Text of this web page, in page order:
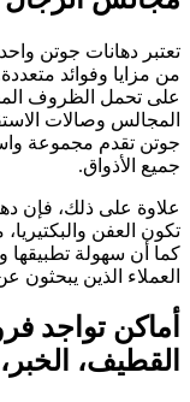
تعتبر دهانات جوتن
من مزايا وفوائد
على تحمل الظروف
المجالس وصالات
جوتن تقدم مجموعة
جميع الأذواق.
علاوة على ذلك، فإن
تكون العفن
كما أن سهولة تطبيقها
العملاء الذين يبحثون
أماكن تواجد
القطيف،